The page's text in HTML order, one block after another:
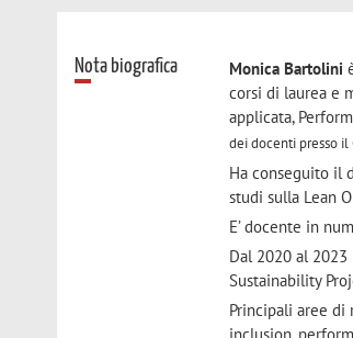
Nota biografica Monica Bartolini
corsi di laurea e
applicata,
dei docenti presso il
Ha conseguito il
studi sulla Lean
E’ docente in
Dal 2020 al 2023
Sustainability
Principali aree di